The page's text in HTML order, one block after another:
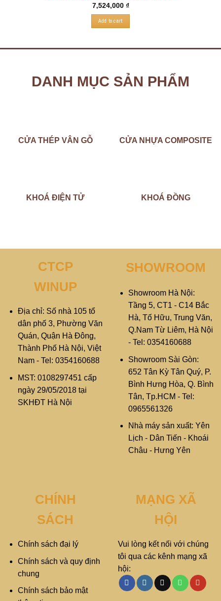
7,524,000 ₫
Add to cart
DANH MỤC SẢN PHẨM
CỬA THÉP VÂN GỖ CỬA NHỰA COMPOSITE
KHOÁ ĐIỆN TỬ KHOÁ ĐỒNG
CTCP
WINUP
Địa chỉ: Số nhà 105 tổ
dân phố 3, Phường Văn
Quán, Quận Hà Đông,
Thành Phố Hà Nội, Việt
Nam - Tel: 0354160688
MST: 0108297451 cấp
ngày 29/05/2018 tại
SKHĐT Hà Nội
SHOWROOM
Showroom Hà Nội:
Tầng 5, CT1 - C14 Bắc
Hà, Tố Hữu, Trung Văn,
Q.Nam Từ Liêm, Hà Nội
- Tel: 0354160688
Showroom Sài Gòn:
652 Tân Kỳ Tân Quý, P.
Bình Hưng Hòa, Q. Bình
Tân, Tp.HCM - Tel:
0965561326
Nhà máy sản xuất: Yên
Lịch - Dân Tiến - Khoái
Châu - Hưng Yên
CHÍNH
SÁCH
Chính sách đại lý
Chính sách và quy định
chung
Chính sách bảo mật
MẠNG XÃ
HỘI
Vui lòng kết nối với chúng
tôi qua các kênh mạng xã
hội: